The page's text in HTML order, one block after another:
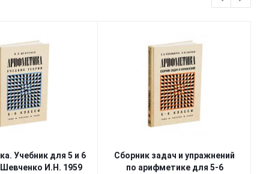
Учебник для 5 и 6
И.Н. 1959
Сборник задач и упражнений
по арифметике для 5-6